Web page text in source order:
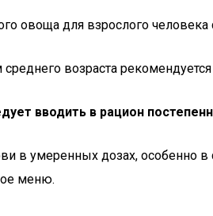
овоща для взрослого
возраста
вводить в рацион
в умеренных дозах, особенно
меню.